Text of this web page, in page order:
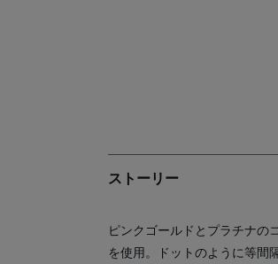
ストーリー
ピンクゴールドとプラチナの
を使用。ドットのように等間